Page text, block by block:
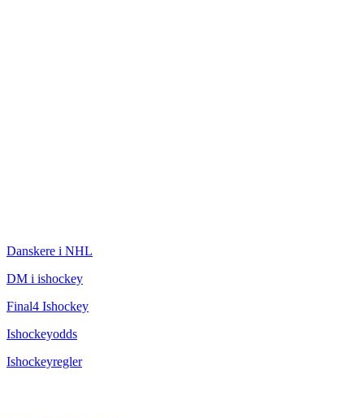
Danskere i NHL
DM i ishockey
Final4 Ishockey
Ishockeyodds
Ishockeyregler